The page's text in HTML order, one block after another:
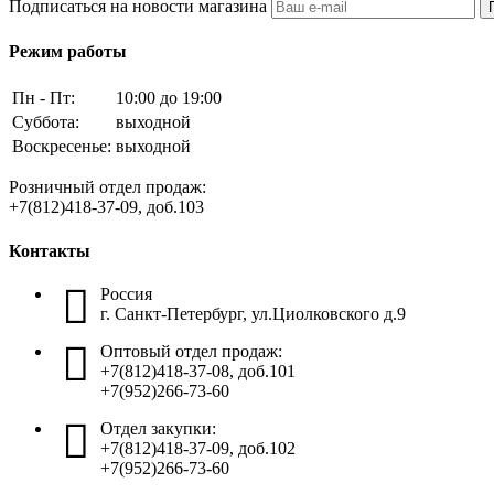
Подписаться на новости магазина
Режим работы
Пн - Пт:
10:00 до 19:00
Суббота:
выходной
Воскресенье: выходной
Розничный отдел продаж:
+7(812)418-37-09, доб.103
Контакты
Россия
г. Санкт-Петербург, ул.Циолковского д.9
Оптовый отдел продаж:
+7(812)418-37-08, доб.101
+7(952)266-73-60
Отдел закупки:
+7(812)418-37-09, доб.102
+7(952)266-73-60